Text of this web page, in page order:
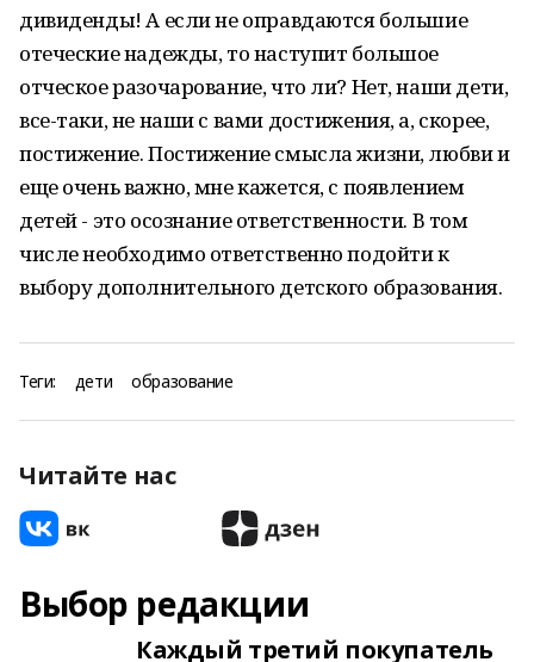
дивиденды! А если не оправдаются большие
отеческие надежды, то наступит большое
отческое разочарование, что ли? Нет, наши дети,
все-таки, не наши с вами достижения, а, скорее,
постижение. Постижение смысла жизни, любви и
еще очень важно, мне кажется, с появлением
детей - это осознание ответственности. В том
числе необходимо ответственно подойти к
выбору дополнительного детского образования.
Теги: дети образование
Читайте нас
Выбор редакции
Каждый третий покупатель